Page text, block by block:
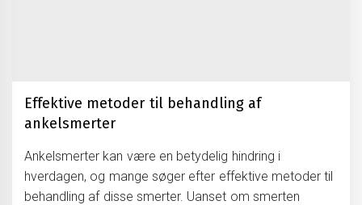
Effektive metoder til behandling af
ankelsmerter
Ankelsmerter kan være en betydelig hindring i
hverdagen, og mange søger efter effektive metoder til
behandling af disse smerter. Uanset om smerten